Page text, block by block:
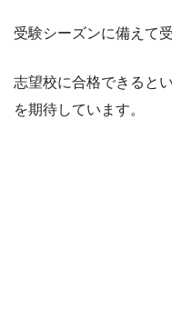
受験シーズンに備えて
志望校に合格できると
を期待しています。